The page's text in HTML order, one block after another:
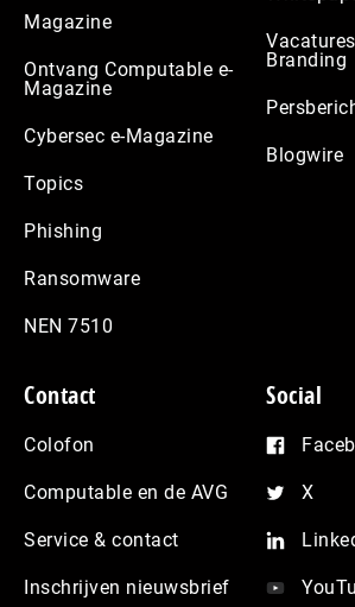
Magazine
Ontvang Computable e-
Magazine
Cybersec e-Magazine
Topics
Phishing
Ransomware
NEN 7510
Branding
Blogwire
Contact
Colofon
Computable en de AVG
Service & contact
Inschrijven nieuwsbrief
Social
X